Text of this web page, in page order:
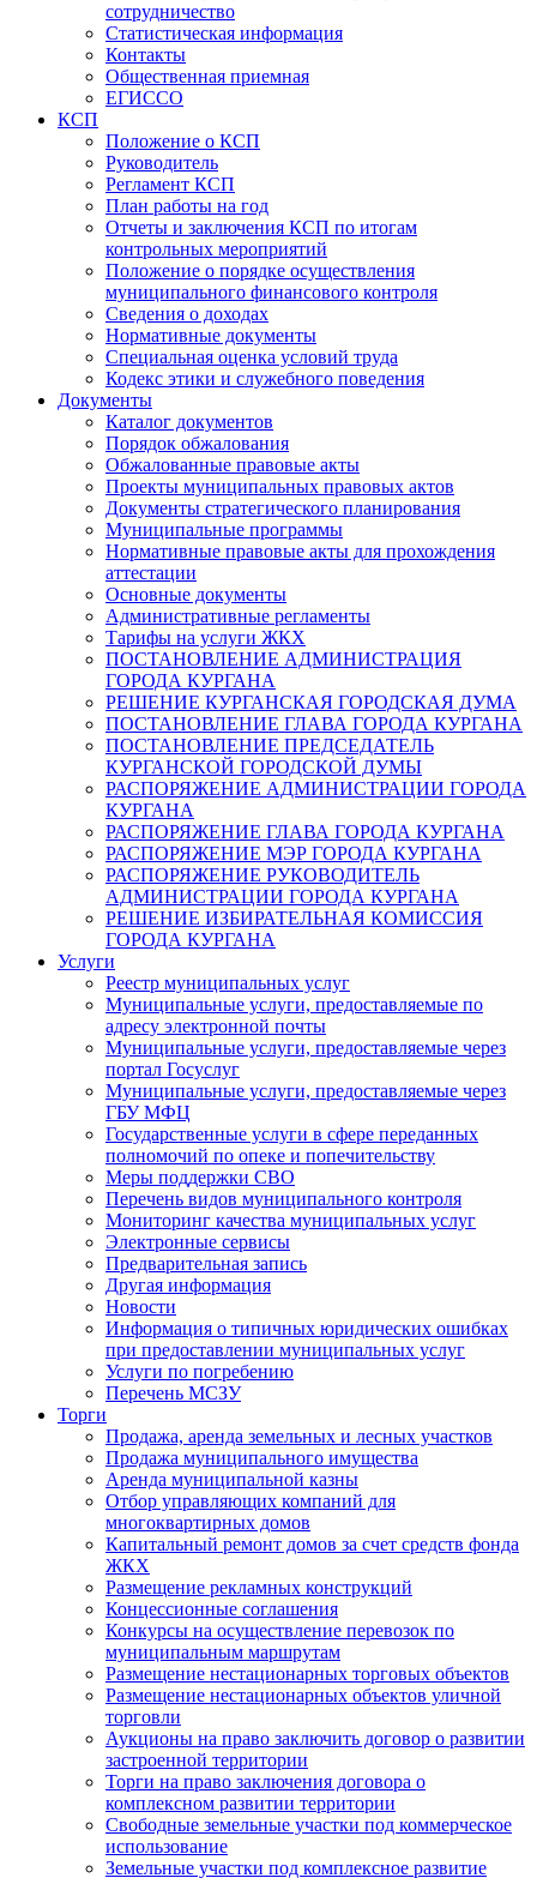
сотрудничество
Статистическая информация
Контакты
Общественная приемная
ЕГИССО
КСП
Положение о КСП
Руководитель
Регламент КСП
План работы на год
Отчеты и заключения КСП по итогам
контрольных мероприятий
Положение о порядке осуществления
муниципального финансового контроля
Сведения о доходах
Нормативные документы
Специальная оценка условий труда
Кодекс этики и служебного поведения
Документы
Каталог документов
Порядок обжалования
Обжалованные правовые акты
Проекты муниципальных правовых актов
Документы стратегического планирования
Муниципальные программы
Нормативные правовые акты для прохождения
аттестации
Основные документы
Административные регламенты
Тарифы на услуги ЖКХ
ПОСТАНОВЛЕНИЕ АДМИНИСТРАЦИЯ
ГОРОДА КУРГАНА
РЕШЕНИЕ КУРГАНСКАЯ ГОРОДСКАЯ ДУМА
ПОСТАНОВЛЕНИЕ ГЛАВА ГОРОДА КУРГАНА
ПОСТАНОВЛЕНИЕ ПРЕДСЕДАТЕЛЬ
КУРГАНСКОЙ ГОРОДСКОЙ ДУМЫ
РАСПОРЯЖЕНИЕ АДМИНИСТРАЦИИ ГОРОДА
КУРГАНА
РАСПОРЯЖЕНИЕ ГЛАВА ГОРОДА КУРГАНА
РАСПОРЯЖЕНИЕ МЭР ГОРОДА КУРГАНА
РАСПОРЯЖЕНИЕ РУКОВОДИТЕЛЬ
АДМИНИСТРАЦИИ ГОРОДА КУРГАНА
РЕШЕНИЕ ИЗБИРАТЕЛЬНАЯ КОМИССИЯ
ГОРОДА КУРГАНА
Услуги
Реестр муниципальных услуг
Муниципальные услуги, предоставляемые по
адресу электронной почты
Муниципальные услуги, предоставляемые через
портал Госуслуг
Муниципальные услуги, предоставляемые через
ГБУ МФЦ
Государственные услуги в сфере переданных
полномочий по опеке и попечительству
Меры поддержки СВО
Перечень видов муниципального контроля
Мониторинг качества муниципальных услуг
Электронные сервисы
Предварительная запись
Другая информация
Новости
Информация о типичных юридических ошибках
при предоставлении муниципальных услуг
Услуги по погребению
Перечень МСЗУ
Торги
Продажа, аренда земельных и лесных участков
Продажа муниципального имущества
Аренда муниципальной казны
Отбор управляющих компаний для
многоквартирных домов
Капитальный ремонт домов за счет средств фонда
ЖКХ
Размещение рекламных конструкций
Концессионные соглашения
Конкурсы на осуществление перевозок по
муниципальным маршрутам
Размещение нестационарных торговых объектов
Размещение нестационарных объектов уличной
торговли
Аукционы на право заключить договор о развитии
застроенной территории
Торги на право заключения договора о
комплексном развитии территории
Свободные земельные участки под коммерческое
использование
Земельные участки под комплексное развитие